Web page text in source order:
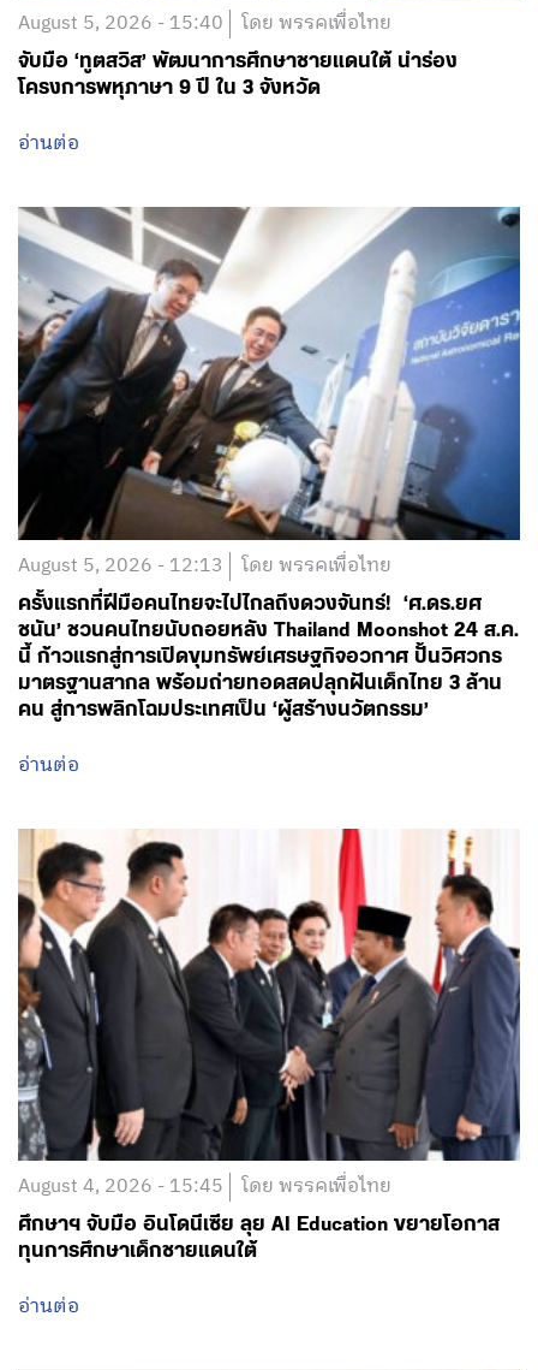
August 5, 2026 - 15:40 โดย พรรคเพื่อไทย
จับมือ ‘ทูตสวิส’ พัฒนาการศึกษาชายแดนใต้ นำร่อง
โครงการพหุภาษา 9 ปี ใน 3 จังหวัด
อ่านต่อ
August 5, 2026 - 12:13 โดย พรรคเพื่อไทย
ครั้งแรกที่ฝีมือคนไทยจะไปไกลถึงดวงจันทร์! ‘ศ.ดร.ยศ
ชนัน’ ชวนคนไทยนับถอยหลัง Thailand Moonshot 24 ส.ค.
นี้ ก้าวแรกสู่การเปิดขุมทรัพย์เศรษฐกิจอวกาศ ปั้นวิศวกร
มาตรฐานสากล พร้อมถ่ายทอดสดปลุกฝันเด็กไทย 3 ล้าน
คน สู่การพลิกโฉมประเทศเป็น ‘ผู้สร้างนวัตกรรม’
อ่านต่อ
August 4, 2026 - 15:45 โดย พรรคเพื่อไทย
ศึกษาฯ จับมือ อินโดนีเซีย ลุย AI Education ขยายโอกาส
ทุนการศึกษาเด็กชายแดนใต้
อ่านต่อ